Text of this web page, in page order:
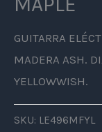
GUITARRA
MADERA ASH.
YELLOWWISH.
SKU: LE496MFYL